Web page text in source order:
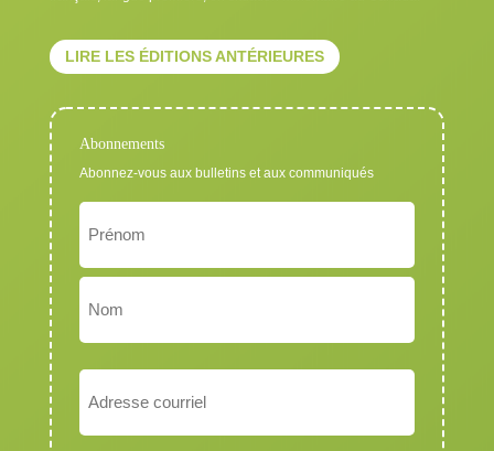
LIRE LES ÉDITIONS ANTÉRIEURES
Abonnements
Abonnez-vous aux bulletins et aux communiqués
Nom
Exigé
Prénom
Courriel
Exigé